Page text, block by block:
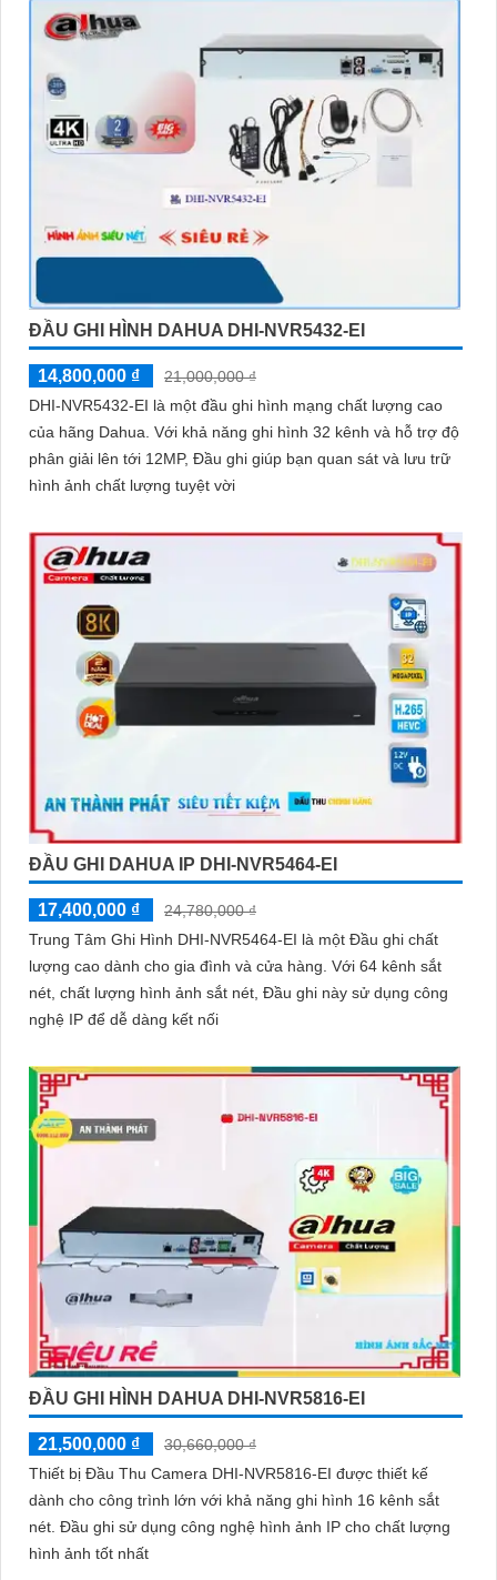
ĐẦU GHI HÌNH DAHUA DHI-NVR5432-EI
14,800,000 ₫
21,000,000 ₫
DHI-NVR5432-EI là một đầu ghi hình mạng chất lượng cao
của hãng Dahua. Với khả năng ghi hình 32 kênh và hỗ trợ độ
phân giải lên tới 12MP, Đầu ghi giúp bạn quan sát và lưu trữ
hình ảnh chất lượng tuyệt vời
ĐẦU GHI DAHUA IP DHI-NVR5464-EI
17,400,000 ₫
24,780,000 ₫
Trung Tâm Ghi Hình DHI-NVR5464-EI là một Đầu ghi chất
lượng cao dành cho gia đình và cửa hàng. Với 64 kênh sắt
nét, chất lượng hình ảnh sắt nét, Đầu ghi này sử dụng công
nghệ IP để dễ dàng kết nối
ĐẦU GHI HÌNH DAHUA DHI-NVR5816-EI
21,500,000 ₫
30,660,000 ₫
Thiết bị Đầu Thu Camera DHI-NVR5816-EI được thiết kế
dành cho công trình lớn với khả năng ghi hình 16 kênh sắt
nét. Đầu ghi sử dụng công nghệ hình ảnh IP cho chất lượng
hình ảnh tốt nhất